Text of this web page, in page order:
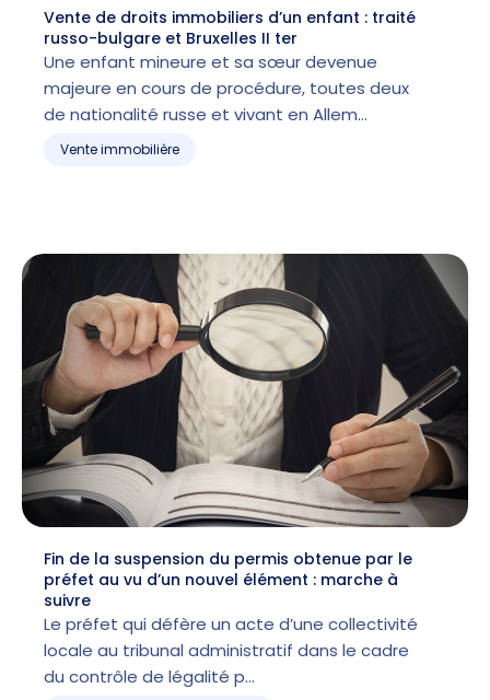
Vente de droits immobiliers d’un enfant : traité
russo-bulgare et Bruxelles II ter
Une enfant mineure et sa sœur devenue
majeure en cours de procédure, toutes deux
de nationalité russe et vivant en Allem…
Vente immobilière
Fin de la suspension du permis obtenue par le
préfet au vu d’un nouvel élément : marche à
suivre
Le préfet qui défère un acte d’une collectivité
locale au tribunal administratif dans le cadre
du contrôle de légalité p…